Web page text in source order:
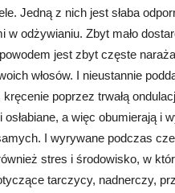
Jedną z nich jest słaba
w odżywianiu. Zbyt mało
jest zbyt częste
włosów. I nieustannie
poprzez trwałą
osłabiane, a więc obumierają i
I wyrywane podczas
stres i środowisko, w
tarczycy, nadnerczy,